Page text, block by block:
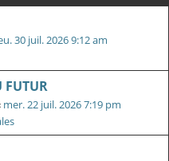
30 juil. 2026 9:12 am
FUTUR
mer. 22 juil. 2026 7:19 pm